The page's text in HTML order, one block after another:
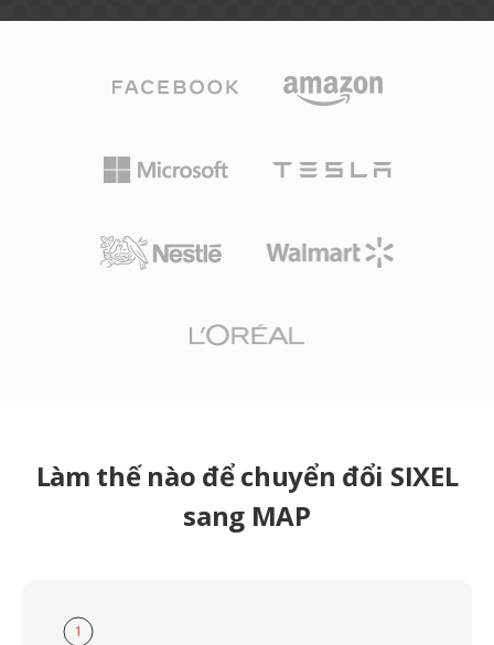
Làm thế nào để chuyển đổi SIXEL
sang MAP
1